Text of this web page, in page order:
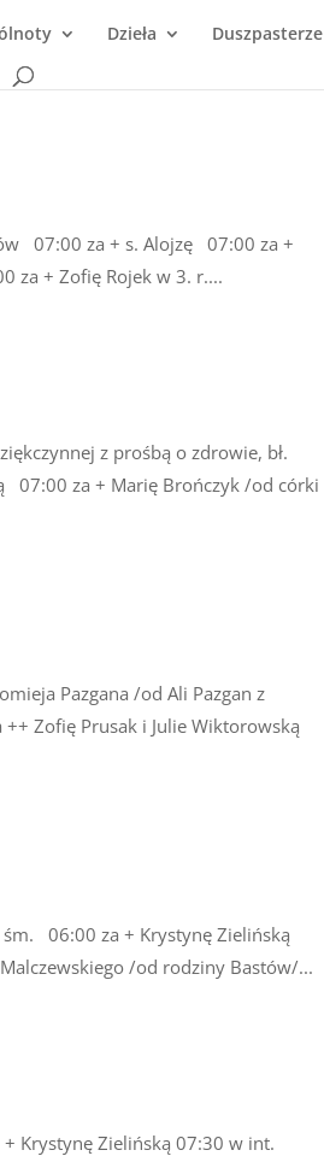
Dzieła Duszpasterze
07:00 za + s. Alojzę 07:00 za +
za + Zofię Rojek w 3. r....
z prośbą o zdrowie, bł.
07:00 za + Marię Brończyk /od córki
Pazgana /od Ali Pazgan z
Zofię Prusak i Julie Wiktorowską
06:00 za + Krystynę Zielińską
/od rodziny Bastów/...
Krystynę Zielińską 07:30 w int.